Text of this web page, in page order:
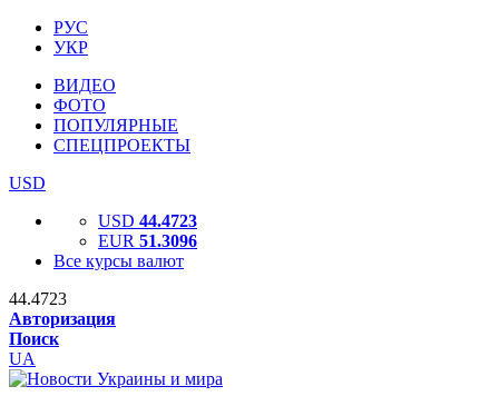
РУС
УКР
ВИДЕО
ФОТО
ПОПУЛЯРНЫЕ
СПЕЦПРОЕКТЫ
USD
USD 44.4723
EUR 51.3096
Все курсы валют
44.4723
Авторизация
Поиск
UA